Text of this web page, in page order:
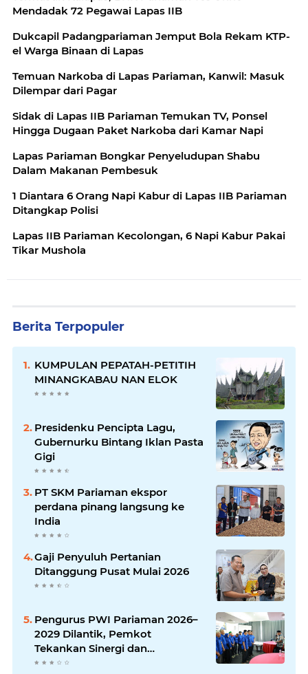
Mendadak 72 Pegawai Lapas IIB
Dukcapil Padangpariaman Jemput Bola Rekam KTP-
el Warga Binaan di Lapas
Temuan Narkoba di Lapas Pariaman, Kanwil: Masuk
Dilempar dari Pagar
Sidak di Lapas IIB Pariaman Temukan TV, Ponsel
Hingga Dugaan Paket Narkoba dari Kamar Napi
Lapas Pariaman Bongkar Penyeludupan Shabu
Dalam Makanan Pembesuk
1 Diantara 6 Orang Napi Kabur di Lapas IIB Pariaman
Ditangkap Polisi
Lapas IIB Pariaman Kecolongan, 6 Napi Kabur Pakai
Tikar Mushola
Berita Terpopuler
KUMPULAN PEPATAH-PETITIH
MINANGKABAU NAN ELOK
Presidenku Pencipta Lagu,
Gubernurku Bintang Iklan Pasta
Gigi
PT SKM Pariaman ekspor
perdana pinang langsung ke
India
Gaji Penyuluh Pertanian
Ditanggung Pusat Mulai 2026
Pengurus PWI Pariaman 2026–
2029 Dilantik, Pemkot
Tekankan Sinergi dan
Profesionalisme Pers